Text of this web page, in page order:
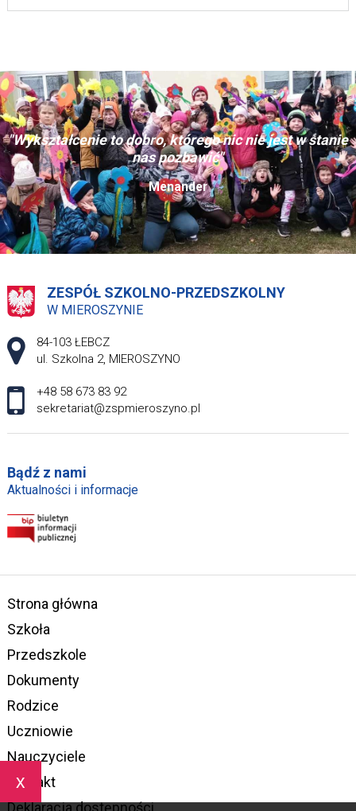
x
"Wykształcenie to dobro, którego nic nie jest w stanie
nas pozbawić"
Menander
ZESPÓŁ SZKOLNO-PRZEDSZKOLNY
W MIEROSZYNIE
Adres pocztowy:
84-103 ŁEBCZ
ul. Szkolna 2, MIEROSZYNO
+48 58 673 83 92
sekretariat@zspmieroszyno.pl
Bądź z nami
Aktualności i informacje
Strona główna
Szkoła
Przedszkole
Dokumenty
Rodzice
Uczniowie
Nauczyciele
Kontakt
Deklaracja dostępności